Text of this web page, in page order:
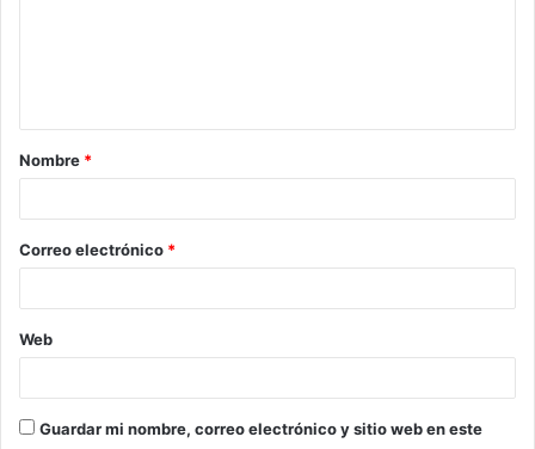
Nombre *
Correo electrónico *
Web
Guardar mi nombre, correo electrónico y sitio web en este